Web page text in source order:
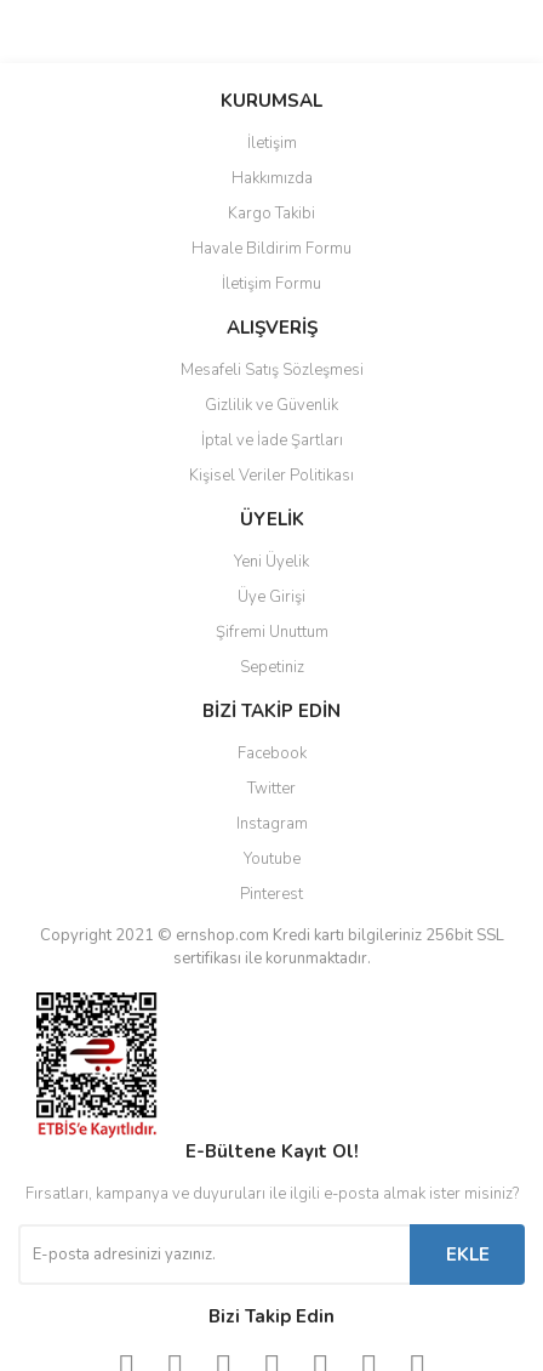
Bu ürüne ilk yorumu siz yapın!
Ürün resmi kalitesiz, bozuk veya görüntülenemiyor.
Ürün açıklamasında eksik bilgiler bulunuyor.
Ürün bilgilerinde hatalar bulunuyor.
Ürün fiyatı diğer sitelerden daha pahalı.
Bu ürüne benzer farklı alternatifler olmalı.
Gönder
KURUMSAL
İletişim
Hakkımızda
Kargo Takibi
Havale Bildirim Formu
İletişim Formu
ALIŞVERİŞ
Mesafeli Satış Sözleşmesi
Gizlilik ve Güvenlik
İptal ve İade Şartları
Kişisel Veriler Politikası
ÜYELİK
Yeni Üyelik
Üye Girişi
Şifremi Unuttum
Sepetiniz
BİZİ TAKİP EDİN
Facebook
Twitter
Instagram
Youtube
Pinterest
Copyright 2021 © ernshop.com Kredi kartı bilgileriniz 256bit SSL
sertifikası ile korunmaktadır.
E-Bültene Kayıt Ol!
Fırsatları, kampanya ve duyuruları ile ilgili e-posta almak ister misiniz?
EKLE
Bizi Takip Edin